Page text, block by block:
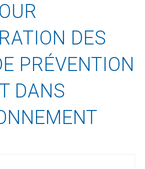
DES
PRÉVENTION
DANS